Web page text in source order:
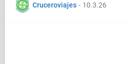
Cruceroviajes - 10.3.26